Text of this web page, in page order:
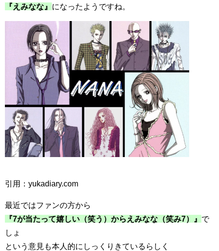
『えみなな』 になったようですね。
引用：yukadiary.com
最近ではファンの方から
『7が当たって嬉しい（笑う）からえみなな（笑み7）』 で
しょ
という意見も本人的にしっくりきているらしく